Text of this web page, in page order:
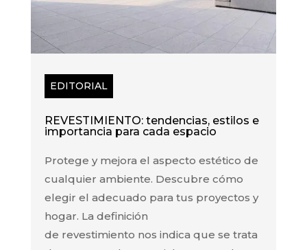
EDITORIAL
REVESTIMIENTO: tendencias, estilos e
importancia para cada espacio
Protege y mejora el aspecto estético de
cualquier ambiente. Descubre cómo
elegir el adecuado para tus proyectos y
hogar. La definición
de revestimiento nos indica que se trata